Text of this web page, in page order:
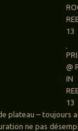
13
@
IN
13
plateau – toujours
ne pas